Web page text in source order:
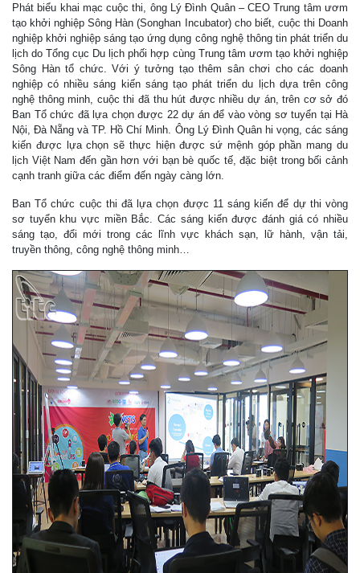
Phát biểu khai mạc cuộc thi, ông Lý Đình Quân – CEO Trung tâm ươm
tạo khởi nghiệp Sông Hàn (Songhan Incubator) cho biết, cuộc thi Doanh
nghiệp khởi nghiệp sáng tạo ứng dụng công nghệ thông tin phát triển du
lịch do Tổng cục Du lịch phối hợp cùng Trung tâm ươm tạo khởi nghiệp
Sông Hàn tổ chức. Với ý tưởng tạo thêm sân chơi cho các doanh
nghiệp có nhiều sáng kiến sáng tạo phát triển du lịch dựa trên công
nghệ thông minh, cuộc thi đã thu hút được nhiều dự án, trên cơ sở đó
Ban Tổ chức đã lựa chọn được 22 dự án để vào vòng sơ tuyển tại Hà
Nội, Đà Nẵng và TP. Hồ Chí Minh. Ông Lý Đình Quân hi vọng, các sáng
kiến được lựa chọn sẽ thực hiện được sứ mệnh góp phần mang du
lịch Việt Nam đến gần hơn với bạn bè quốc tế, đặc biệt trong bối cảnh
cạnh tranh giữa các điểm đến ngày càng lớn.
Ban Tổ chức cuộc thi đã lựa chọn được 11 sáng kiến để dự thi vòng
sơ tuyển khu vực miền Bắc. Các sáng kiến được đánh giá có nhiều
sáng tạo, đổi mới trong các lĩnh vực khách sạn, lữ hành, vận tải,
truyền thông, công nghệ thông minh…